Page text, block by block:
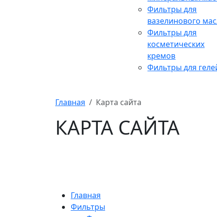
Фильтры для
вазелинового
Фильтры для
косметических
кремов
Фильтры для
Главная Карта сайта
КАРТА САЙТА
Главная
Фильтры